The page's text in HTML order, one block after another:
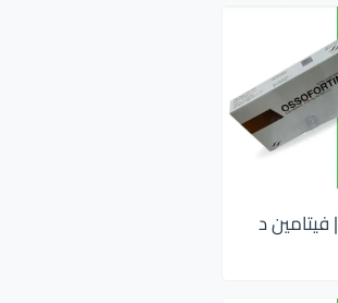
اوسوفورتين 10000 Ossofortin | فيتامين د